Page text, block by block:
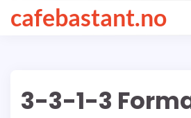
cafebastant.no
3-3-1-3